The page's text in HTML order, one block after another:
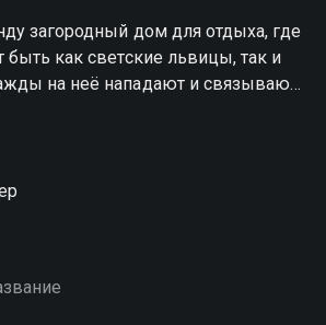
загородный дом для отдыха, где
быть как светские львицы, так и
на неё нападают и связывают,
разобраться в своих